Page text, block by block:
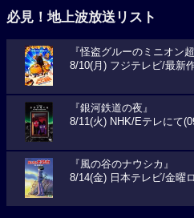
必見！地上波放送リスト
『怪盗グルーのミニオン超
8/10(月) フジテレビ/最新
『銀河鉄道の夜』
8/11(火) NHK/Eテレにて
『風の谷のナウシカ』
8/14(金) 日本テレビ/金曜